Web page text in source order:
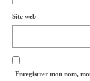
Site web
Enregistrer mon nom,